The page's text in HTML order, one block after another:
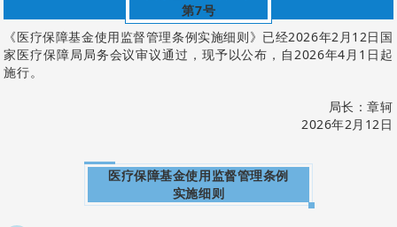
第7号
《医疗保障基金使用监督管理条例实施细则》已经2026年2月12日国
家医疗保障局局务会议审议通过，现予以公布，自2026年4月1日起
施行。
局长：章轲
2026年2月12日
医疗保障基金使用监督管理条例
实施细则